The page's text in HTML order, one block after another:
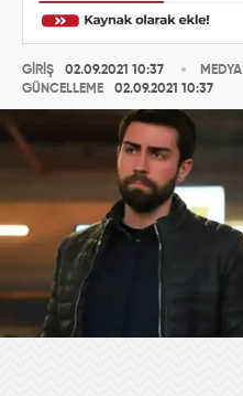
GİRİŞ
02.09.2021 10:37
GÜNCELLEME
02.09.2021 10:37
MEDYA